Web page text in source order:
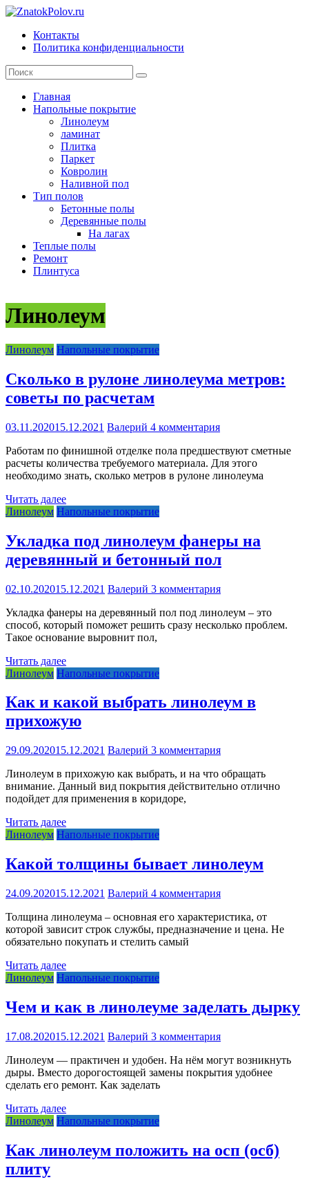
Skip
content
ZnatokPolov.ru
главный
по
Контакты
Политика конфиденциальности
Главная
Напольные покрытие
Линолеум
ламинат
Плитка
Паркет
Ковролин
Наливной пол
Тип полов
Бетонные полы
Деревянные полы
На лагах
Теплые полы
Ремонт
Плинтуса
Линолеум
Линолеум Напольные покрытие
Сколько в рулоне линолеума метров:
советы по расчетам
03.11.202015.12.2021 Валерий 4 комментария
Работам по финишной отделке пола предшествуют сметные
расчеты количества требуемого материала. Для этого
необходимо знать, сколько метров в рулоне линолеума
Читать далее
Линолеум Напольные покрытие
Укладка под линолеум фанеры на
деревянный и бетонный пол
02.10.202015.12.2021 Валерий 3 комментария
Укладка фанеры на деревянный пол под линолеум – это
способ, который поможет решить сразу несколько проблем.
Такое основание выровнит пол,
Читать далее
Линолеум Напольные покрытие
Как и какой выбрать линолеум в
прихожую
29.09.202015.12.2021 Валерий 3 комментария
Линолеум в прихожую как выбрать, и на что обращать
внимание. Данный вид покрытия действительно отлично
подойдет для применения в коридоре,
Читать далее
Линолеум Напольные покрытие
Какой толщины бывает линолеум
24.09.202015.12.2021 Валерий 4 комментария
Толщина линолеума – основная его характеристика, от
которой зависит строк службы, предназначение и цена. Не
обязательно покупать и стелить самый
Читать далее
Линолеум Напольные покрытие
Чем и как в линолеуме заделать дырку
17.08.202015.12.2021 Валерий 3 комментария
Линолеум — практичен и удобен. На нём могут возникнуть
дыры. Вместо дорогостоящей замены покрытия удобнее
сделать его ремонт. Как заделать
Читать далее
Линолеум Напольные покрытие
Как линолеум положить на осп (осб)
плиту